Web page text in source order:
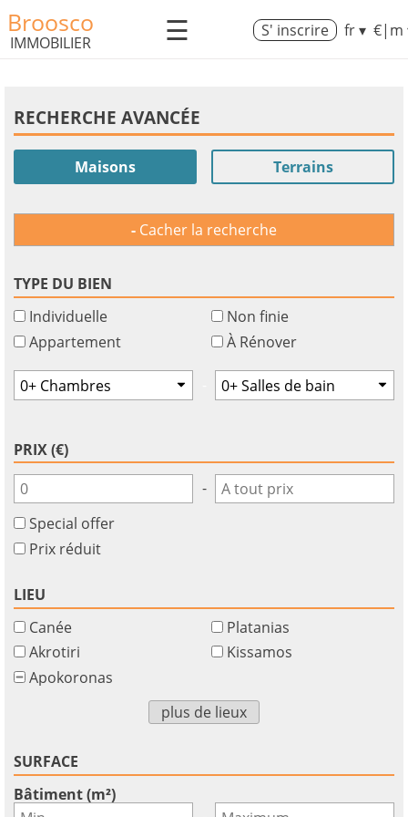
Broosco
IMMOBILIER ☰ S' inscrire fr ▾ €|m
RECHERCHE AVANCÉE
Maisons Terrains
Cacher la recherche
TYPE DU BIEN
Individuelle
Appartement
Non finie
À Rénover
PRIX (€)
-
Special offer
Prix réduit
LIEU
Canée
Akrotiri
Apokoronas
Platanias
Kissamos
plus de lieux
SURFACE
Bâtiment (m²)